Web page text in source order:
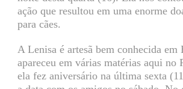
ação que resultou em uma enorme
para cães.
A Lenisa é artesã bem conhecida
apareceu em várias matérias aqui no
ela fez aniversário na última sexta